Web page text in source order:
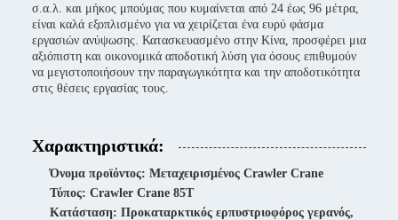
σ.α.λ. και μήκος μπούμας που κυμαίνεται από 24 έως 96 μέτρα,
είναι καλά εξοπλισμένο για να χειρίζεται ένα ευρύ φάσμα
εργασιών ανύψωσης. Κατασκευασμένο στην Κίνα, προσφέρει μια
αξιόπιστη και οικονομικά αποδοτική λύση για όσους επιθυμούν
να μεγιστοποιήσουν την παραγωγικότητα και την αποδοτικότητα
στις θέσεις εργασίας τους.
Χαρακτηριστικά:
Όνομα προϊόντος: Μεταχειρισμένος Crawler Crane
Τύπος: Crawler Crane 85T
Κατάσταση: Προκαταρκτικός ερπυστριοφόρος γερανός,